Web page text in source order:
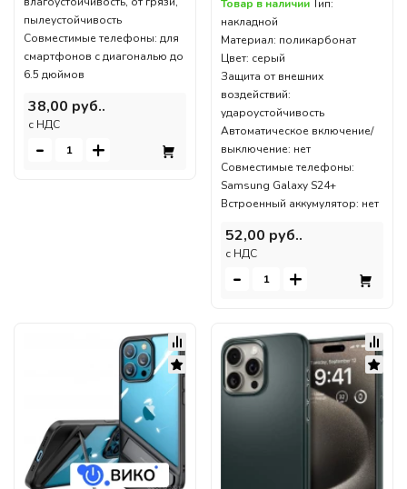
пылеустойчивость
Совместимые телефоны: для
смартфонов с диагональю до
6.5 дюймов
38,00 руб..
c НДС
- +
Товар в наличииТип:
накладной
Материал: поликарбонат
Цвет: серый
Защита от внешних
воздействий:
удароустойчивость
Автоматическое включение/
выключение: нет
Совместимые телефоны:
Samsung Galaxy S24+
Встроенный аккумулятор: нет
52,00 руб..
c НДС
- +